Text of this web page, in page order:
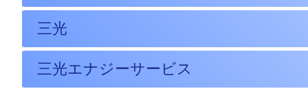
三光
三光エナジーサービス